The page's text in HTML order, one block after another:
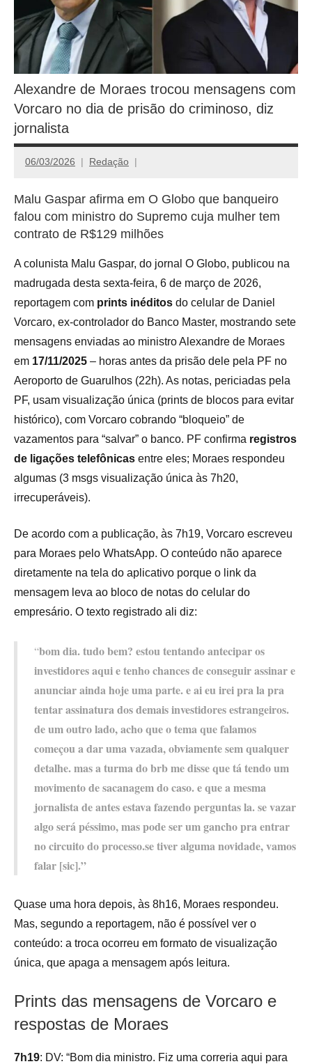
Alexandre de Moraes trocou mensagens com
Vorcaro no dia de prisão do criminoso, diz
jornalista
06/03/2026 Redação
Malu Gaspar afirma em O Globo que banqueiro
falou com ministro do Supremo cuja mulher tem
contrato de R$129 milhões
A colunista Malu Gaspar, do jornal O Globo, publicou na
madrugada desta sexta-feira, 6 de março de 2026,
reportagem com prints inéditos do celular de Daniel
Vorcaro, ex-controlador do Banco Master, mostrando sete
mensagens enviadas ao ministro Alexandre de Moraes
em 17/11/2025 – horas antes da prisão dele pela PF no
Aeroporto de Guarulhos (22h). As notas, periciadas pela
PF, usam visualização única (prints de blocos para evitar
histórico), com Vorcaro cobrando “bloqueio” de
vazamentos para “salvar” o banco. PF confirma registros
de ligações telefônicas entre eles; Moraes respondeu
algumas (3 msgs visualização única às 7h20,
irrecuperáveis).
De acordo com a publicação, às 7h19, Vorcaro escreveu
para Moraes pelo WhatsApp. O conteúdo não aparece
diretamente na tela do aplicativo porque o link da
mensagem leva ao bloco de notas do celular do
empresário. O texto registrado ali diz:
“bom dia. tudo bem? estou tentando antecipar os
investidores aqui e tenho chances de conseguir assinar e
anunciar ainda hoje uma parte. e ai eu irei pra la pra
tentar assinatura dos demais investidores estrangeiros.
de um outro lado, acho que o tema que falamos
começou a dar uma vazada, obviamente sem qualquer
detalhe. mas a turma do brb me disse que tá tendo um
movimento de sacanagem do caso. e que a mesma
jornalista de antes estava fazendo perguntas la. se vazar
algo será péssimo, mas pode ser um gancho pra entrar
no circuito do processo.se tiver alguma novidade, vamos
falar [sic].”
Quase uma hora depois, às 8h16, Moraes respondeu.
Mas, segundo a reportagem, não é possível ver o
conteúdo: a troca ocorreu em formato de visualização
única, que apaga a mensagem após leitura.
Prints das mensagens de Vorcaro e
respostas de Moraes
7h19: DV: “Bom dia ministro. Fiz uma correria aqui para